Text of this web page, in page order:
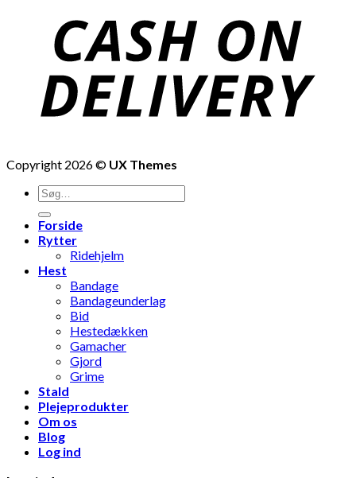
Copyright 2026 © UX Themes
Søg
efter:
Forside
Rytter
Ridehjelm
Hest
Bandage
Bandageunderlag
Bid
Hestedækken
Gamacher
Gjord
Grime
Stald
Plejeprodukter
Om os
Blog
Log ind